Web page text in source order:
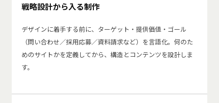
戦略設計から入る制作
デザインに着手する前に、ターゲット・提供価値・ゴール
（問い合わせ／採用応募／資料請求など）を言語化。何のた
めのサイトかを定義してから、構造とコンテンツを設計しま
す。